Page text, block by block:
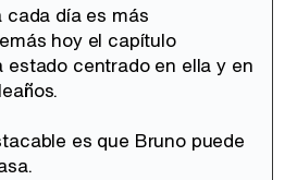
cada día es más
hoy el capítulo
centrado en ella y en
es que Bruno puede